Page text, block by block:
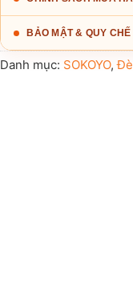
BẢO MẬT & QUY CHẾ
Danh mục: SOKOYO,